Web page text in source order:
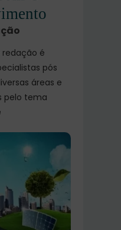
redação é
pós
áreas e
pelo tema